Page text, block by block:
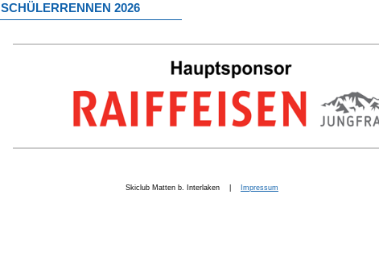
SCHÜLERRENNEN 2026
Skiclub Matten b. Interlaken | Impressum